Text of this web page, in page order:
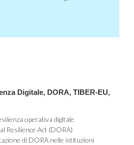
Digitale, DORA, TIBER-EU,
operativa digitale
Resilience Act (DORA)
di DORA nelle istituzioni